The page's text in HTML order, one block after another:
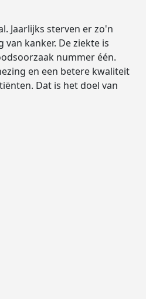
Jaarlijks sterven er zo'n
van kanker. De ziekte is
nummer één.
en een betere kwaliteit
Dat is het doel van